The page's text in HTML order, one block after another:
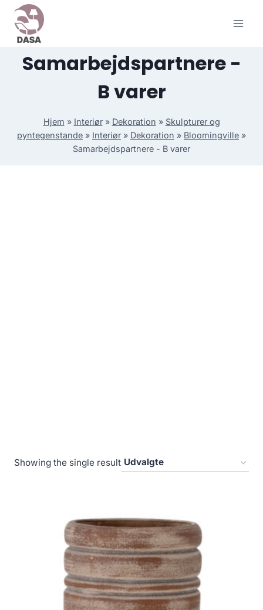
Skip
content
Samarbejdspartnere -
B varer
Hjem » Interiør» Dekoration » Skulpturer og
pyntegenstande » Interiør » Dekoration » Bloomingville »
Samarbejdspartnere - B varer
Showing the single result